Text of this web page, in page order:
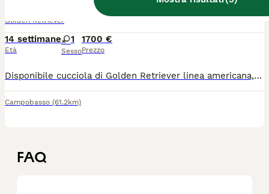
Golden Retriever
14 settimane
Età
1
Sesso
1700 €
Prezzo
Disponibile cucciola di Golden Retriever linea americana, nata il 25 aprile Zona Campobasso, Disponibile dal 25 giugno. Disponibile anche la consegna. La cucciola verrà ceduta con - Pedigree ENCI - Microchip - Vaccinazioni e sverminazioni complete per l'età - Libretto sanitario - Visite veterinarie - Assistenza pre e post consegna Prezzo: 1.700 € entrambi i genitori sono esenti da displasia anche e gomiti Foto e video aggiornati disponibili su richiesta. Contattare solo se realmente interessati.
Campobasso (61.2km)
FAQ